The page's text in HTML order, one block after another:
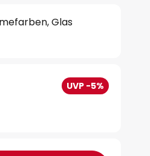
Glas
UVP -5%